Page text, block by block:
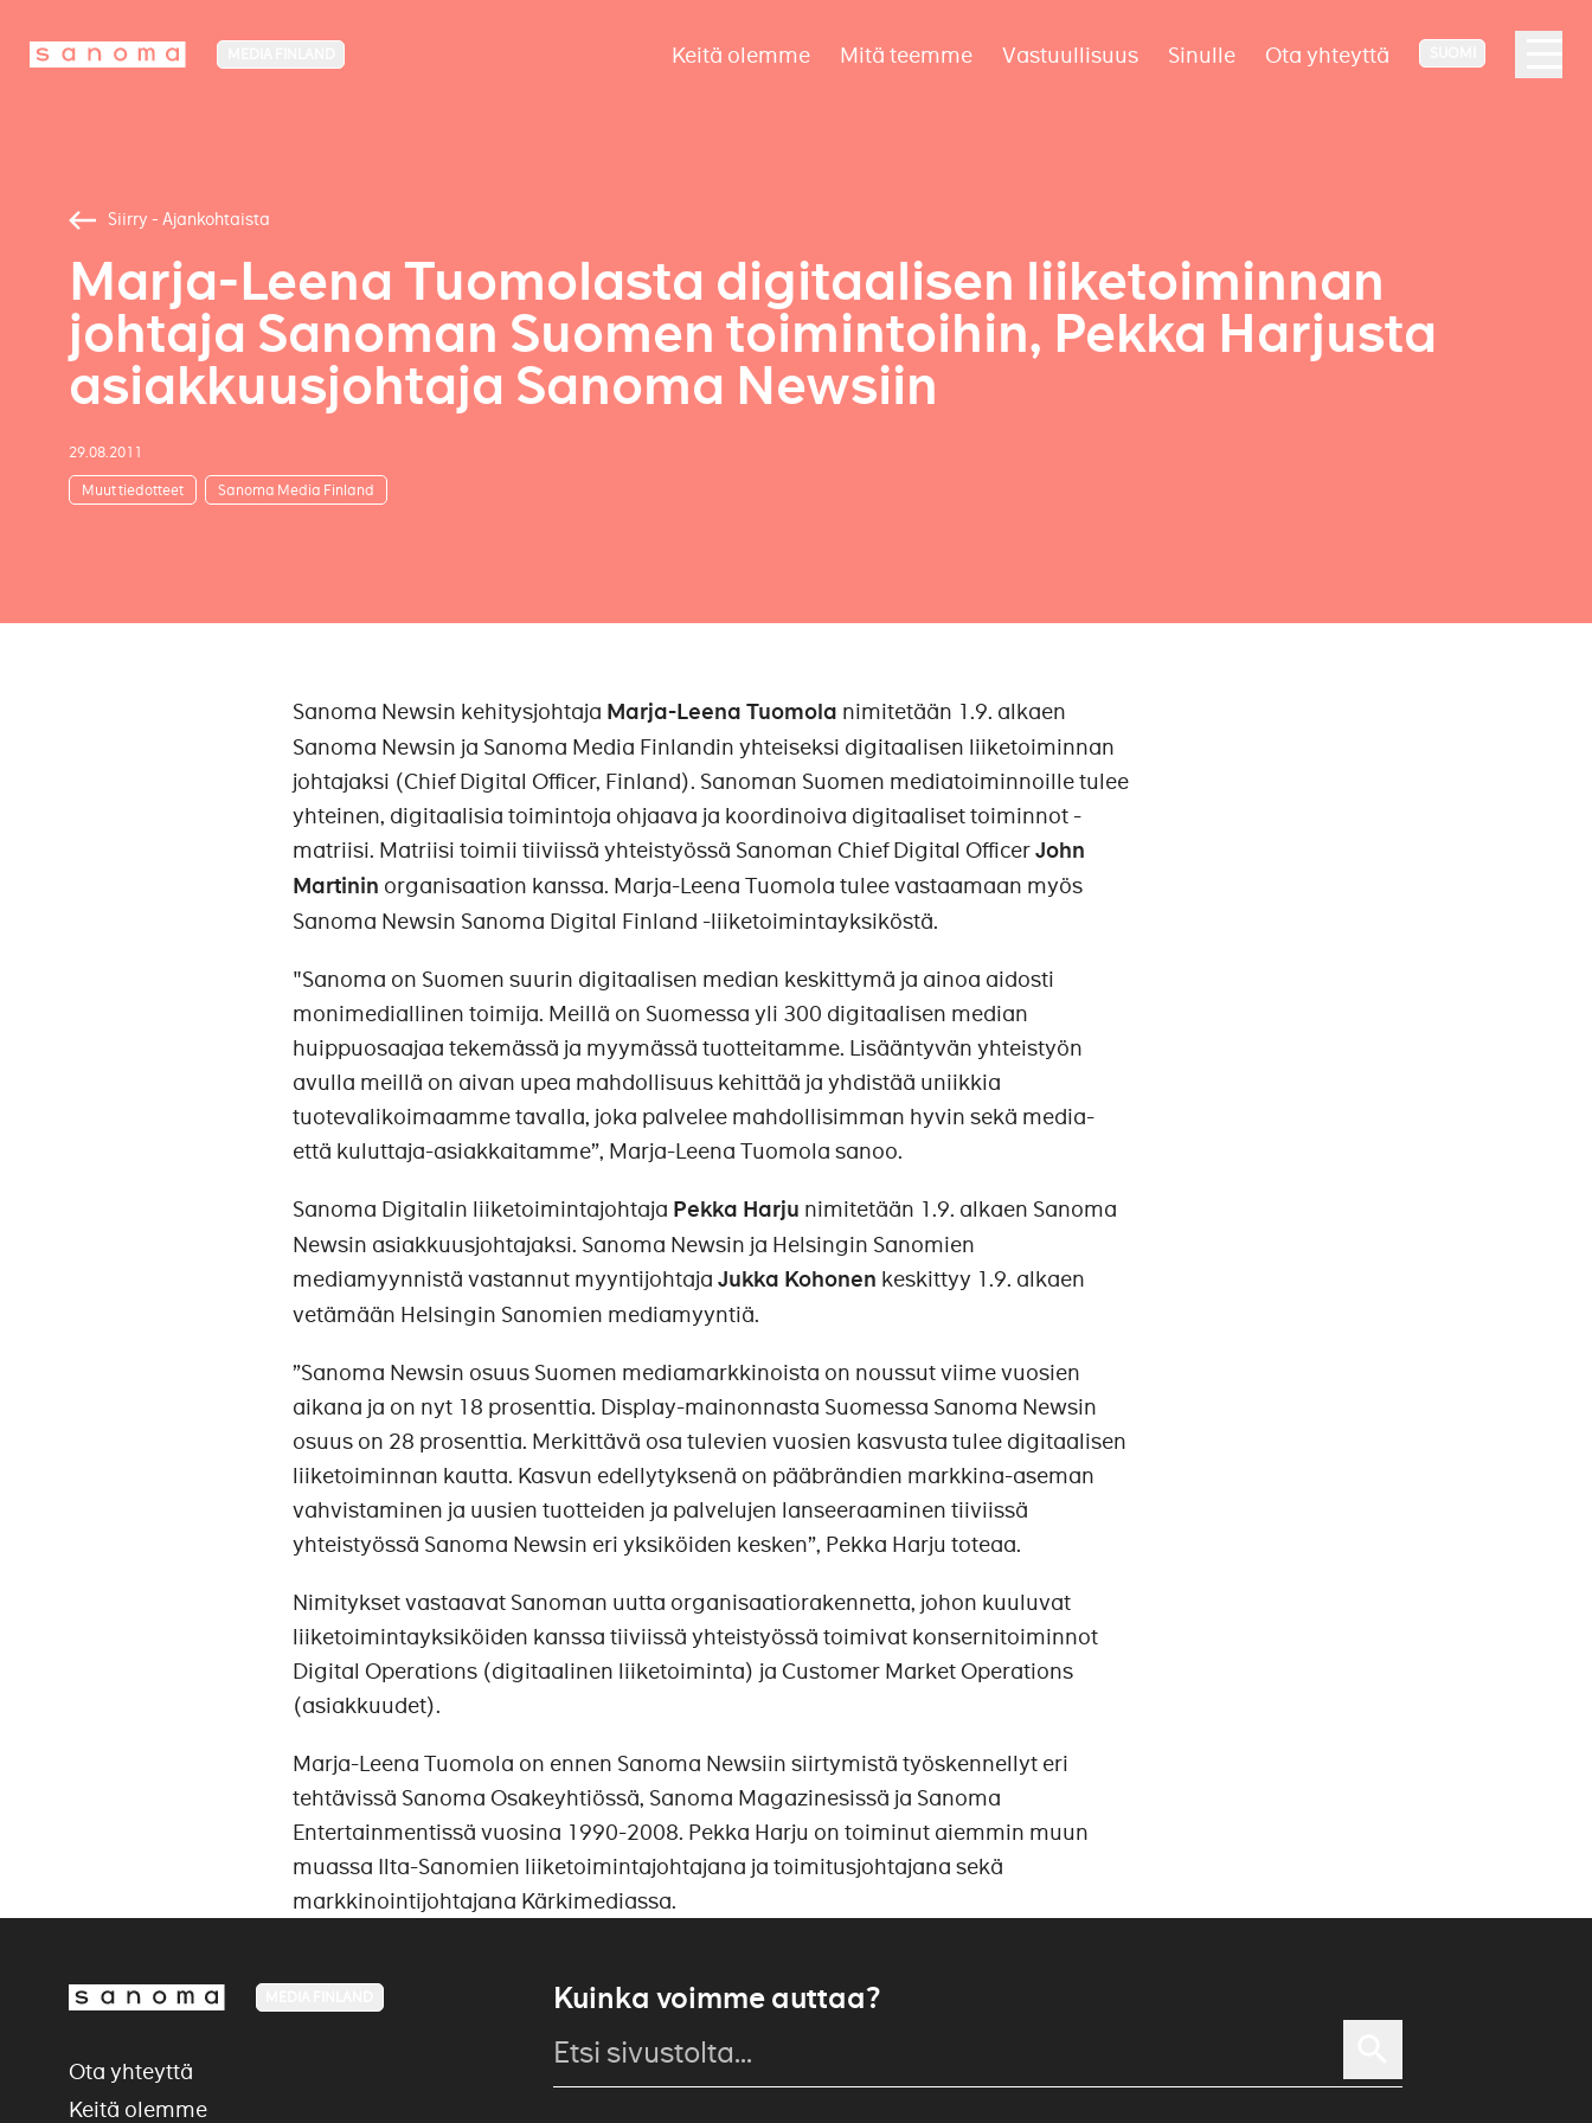
Keitä olemme Mitä teemme Vastuullisuus Sinulle Ota yhteyttä
Siirry - Ajankohtaista
Marja-Leena Tuomolasta digitaalisen liiketoiminnan
johtaja Sanoman Suomen toimintoihin, Pekka Harjusta
asiakkuusjohtaja Sanoma Newsiin
29.08.2011
Muut tiedotteet Sanoma Media Finland
Sanoma Newsin kehitysjohtaja Marja-Leena Tuomola nimitetään 1.9. alkaen
Sanoma Newsin ja Sanoma Media Finlandin yhteiseksi digitaalisen liiketoiminnan
johtajaksi (Chief Digital Officer, Finland). Sanoman Suomen mediatoiminnoille tulee
yhteinen, digitaalisia toimintoja ohjaava ja koordinoiva digitaaliset toiminnot -
matriisi. Matriisi toimii tiiviissä yhteistyössä Sanoman Chief Digital OfficerJohn
Martinin organisaation kanssa. Marja-Leena Tuomola tulee vastaamaan myös
Sanoma Newsin Sanoma Digital Finland -liiketoimintayksiköstä.
"Sanoma on Suomen suurin digitaalisen median keskittymä ja ainoa aidosti
monimediallinen toimija. Meillä on Suomessa yli 300 digitaalisen median
huippuosaajaa tekemässä ja myymässä tuotteitamme. Lisääntyvän yhteistyön
avulla meillä on aivan upea mahdollisuus kehittää ja yhdistää uniikkia
tuotevalikoimaamme tavalla, joka palvelee mahdollisimman hyvin sekä media-
että kuluttaja-asiakkaitamme”, Marja-Leena Tuomola sanoo.
Sanoma Digitalin liiketoimintajohtaja Pekka Harju nimitetään 1.9. alkaen Sanoma
Newsin asiakkuusjohtajaksi. Sanoma Newsin ja Helsingin Sanomien
mediamyynnistä vastannut myyntijohtaja Jukka Kohonen keskittyy 1.9. alkaen
vetämään Helsingin Sanomien mediamyyntiä.
”Sanoma Newsin osuus Suomen mediamarkkinoista on noussut viime vuosien
aikana ja on nyt 18 prosenttia. Display-mainonnasta Suomessa Sanoma Newsin
osuus on 28 prosenttia. Merkittävä osa tulevien vuosien kasvusta tulee digitaalisen
liiketoiminnan kautta. Kasvun edellytyksenä on pääbrändien markkina-aseman
vahvistaminen ja uusien tuotteiden ja palvelujen lanseeraaminen tiiviissä
yhteistyössä Sanoma Newsin eri yksiköiden kesken”, Pekka Harju toteaa.
Nimitykset vastaavat Sanoman uutta organisaatiorakennetta, johon kuuluvat
liiketoimintayksiköiden kanssa tiiviissä yhteistyössä toimivat konsernitoiminnot
Digital Operations (digitaalinen liiketoiminta) ja Customer Market Operations
(asiakkuudet).
Marja-Leena Tuomola on ennen Sanoma Newsiin siirtymistä työskennellyt eri
tehtävissä Sanoma Osakeyhtiössä, Sanoma Magazinesissä ja Sanoma
Entertainmentissä vuosina 1990-2008. Pekka Harju on toiminut aiemmin muun
muassa Ilta-Sanomien liiketoimintajohtajana ja toimitusjohtajana sekä
markkinointijohtajana Kärkimediassa.
Kuinka voimme auttaa?
Ota yhteyttä
Keitä olemme